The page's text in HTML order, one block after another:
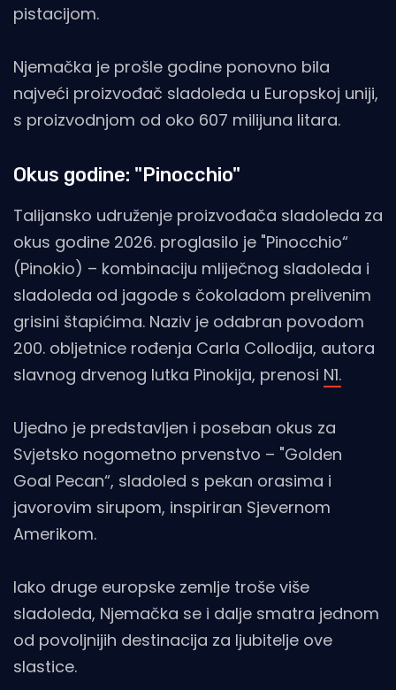
pistacijom.
Njemačka je prošle godine ponovno bila
najveći proizvođač sladoleda u Europskoj uniji,
s proizvodnjom od oko 607 milijuna litara.
Okus godine: "Pinocchio"
Talijansko udruženje proizvođača sladoleda za
okus godine 2026. proglasilo je "Pinocchio“
(Pinokio) – kombinaciju mliječnog sladoleda i
sladoleda od jagode s čokoladom prelivenim
grisini štapićima. Naziv je odabran povodom
200. obljetnice rođenja Carla Collodija, autora
slavnog drvenog lutka Pinokija, prenosi N1.
Ujedno je predstavljen i poseban okus za
Svjetsko nogometno prvenstvo – "Golden
Goal Pecan“, sladoled s pekan orasima i
javorovim sirupom, inspiriran Sjevernom
Amerikom.
Iako druge europske zemlje troše više
sladoleda, Njemačka se i dalje smatra jednom
od povoljnijih destinacija za ljubitelje ove
slastice.